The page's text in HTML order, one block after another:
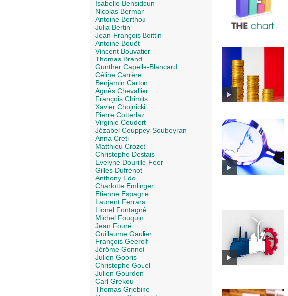
Isabelle Bensidoun
Nicolas Berman
Antoine Berthou
Julia Bertin
Jean-François Boittin
Antoine Bouët
Vincent Bouvatier
Thomas Brand
Gunther Capelle-Blancard
Céline Carrère
Benjamin Carton
Agnès Chevallier
François Chimits
Xavier Chojnicki
Pierre Cotterlaz
Virginie Coudert
Jézabel Couppey-Soubeyran
Anna Creti
Matthieu Crozet
Christophe Destais
Evelyne Dourille-Feer
Gilles Dufrénot
Anthony Edo
Charlotte Emlinger
Etienne Espagne
Laurent Ferrara
Lionel Fontagné
Michel Fouquin
Jean Fouré
Guillaume Gaulier
François Geerolf
Jérôme Gonnot
Julien Gooris
Christophe Gouel
Julien Gourdon
Carl Grekou
Thomas Grjebine